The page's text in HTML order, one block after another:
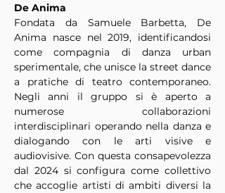
De Anima
Fondata da Samuele Barbetta, De
Anima nasce nel 2019, identificandosi
come compagnia di danza urban
sperimentale, che unisce la street dance
a pratiche di teatro contemporaneo.
Negli anni il gruppo si è aperto a
numerose collaborazioni
interdisciplinari operando nella danza e
dialogando con le arti visive e
audiovisive. Con questa consapevolezza
dal 2024 si configura come collettivo
che accoglie artisti di ambiti diversi la